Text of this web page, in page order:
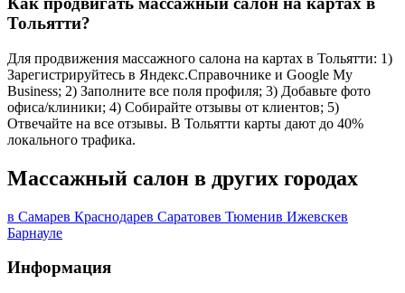
Тольятти?
Для продвижения массажного салона на картах в Тольятти: 1)
Зарегистрируйтесь в Яндекс.Справочнике и Google My
Business; 2) Заполните все поля профиля; 3) Добавьте фото
офиса/клиники; 4) Собирайте отзывы от клиентов; 5)
Отвечайте на все отзывы. В Тольятти карты дают до 40%
локального трафика.
Массажный салон в других городах
в Самарев Краснодарев Саратовев Тюменив Ижевскев
Барнауле
Информация